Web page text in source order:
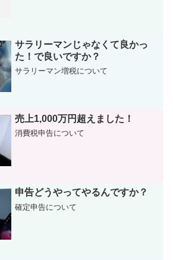
サラリーマンじゃなくて良かっ
た！で良いですか？
サラリーマン増税について
売上1,000万円超えました！
消費税申告について
申告どうやってやるんですか？
確定申告について